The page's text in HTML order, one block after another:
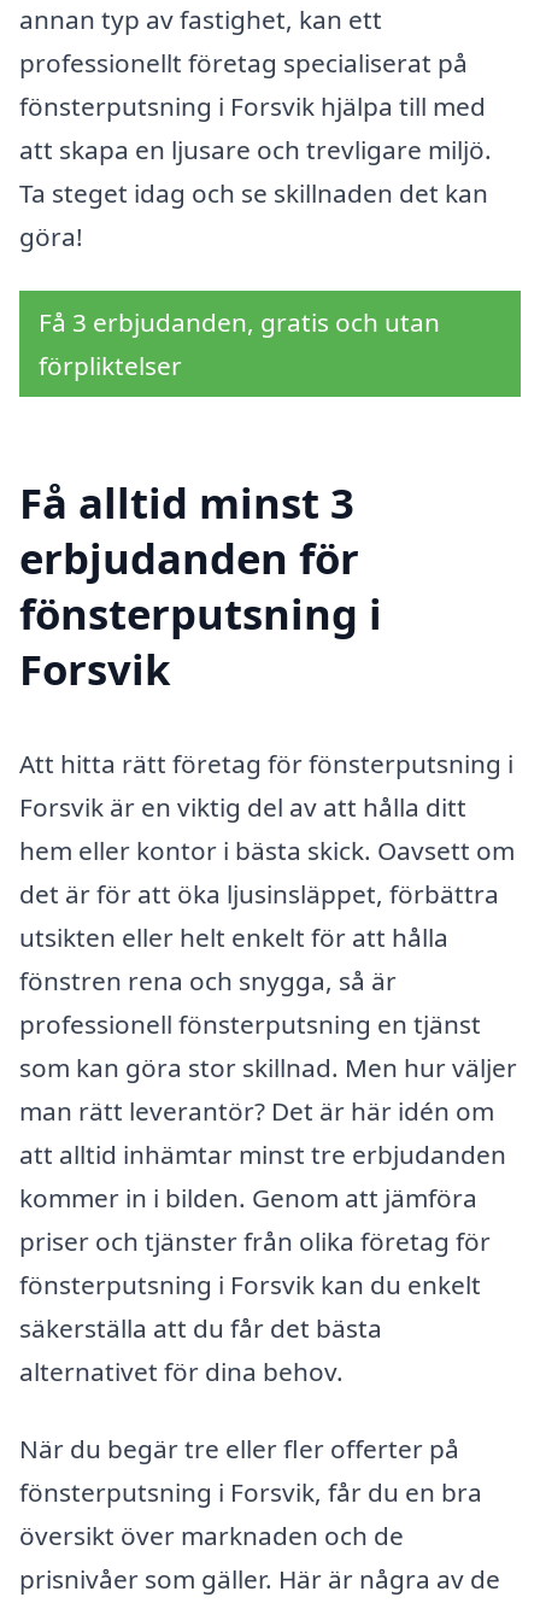
annan typ av fastighet, kan ett
professionellt företag specialiserat på
fönsterputsning i Forsvik hjälpa till med
att skapa en ljusare och trevligare miljö.
Ta steget idag och se skillnaden det kan
göra!
Få 3 erbjudanden, gratis och utan
förpliktelser
Få alltid minst 3
erbjudanden för
fönsterputsning i
Forsvik
Att hitta rätt företag för fönsterputsning i
Forsvik är en viktig del av att hålla ditt
hem eller kontor i bästa skick. Oavsett om
det är för att öka ljusinsläppet, förbättra
utsikten eller helt enkelt för att hålla
fönstren rena och snygga, så är
professionell fönsterputsning en tjänst
som kan göra stor skillnad. Men hur väljer
man rätt leverantör? Det är här idén om
att alltid inhämtar minst tre erbjudanden
kommer in i bilden. Genom att jämföra
priser och tjänster från olika företag för
fönsterputsning i Forsvik kan du enkelt
säkerställa att du får det bästa
alternativet för dina behov.
När du begär tre eller fler offerter på
fönsterputsning i Forsvik, får du en bra
översikt över marknaden och de
prisnivåer som gäller. Här är några av de